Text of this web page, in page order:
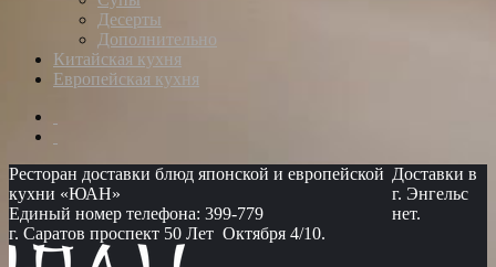
Десерты
Дополнительно
Китайская кухня
Европейская кухня
Ресторан доставки блюд японской и европейской
кухни «ЮАН»
Единый номер телефона: 399-779
г. Саратов проспект 50 Лет Октября 4/10.
Доставки в
г. Энгельс
нет.